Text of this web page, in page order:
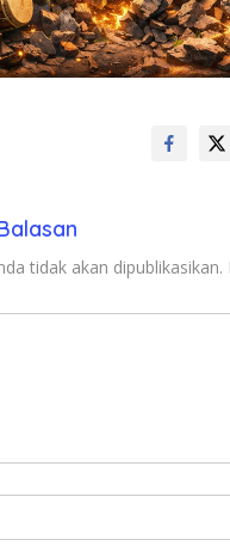
tidak akan dipublikasikan.